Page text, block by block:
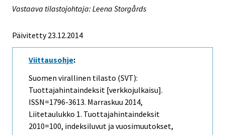
Vastaava tilastojohtaja: Leena Storgårds
Päivitetty 23.12.2014
Viittausohje:
Suomen virallinen tilasto (SVT):
Tuottajahintaindeksit [verkkojulkaisu].
ISSN=1796-3613. Marraskuu 2014,
Liitetaulukko 1. Tuottajahintaindeksit
2010=100, indeksiluvut ja vuosimuutokset,